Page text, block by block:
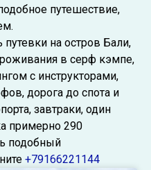
путешествие,
на остров Бали,
в серф кэмпе,
с инструкторами,
дорога до спота и
завтраки, один
примерно 290
подобный
+79166221144